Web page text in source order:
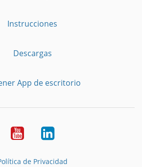
Instrucciones
Descargas
App de escritorio
YouTubeLinkedIn
de Privacidad